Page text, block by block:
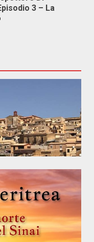
3 – La